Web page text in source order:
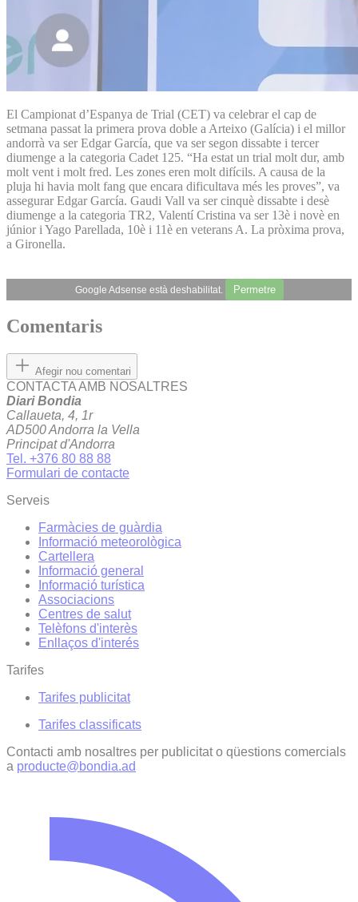
El Campionat d’Espanya de Trial (CET) va celebrar el cap de
setmana passat la primera prova doble a Arteixo (Galícia) i el millor
andorrà va ser Edgar García, que va ser segon dissabte i tercer
diumenge a la categoria Cadet 125. “Ha estat un trial molt dur, amb
molt vent i molt fred. Les zones eren molt difícils. A causa de la
pluja hi havia molt fang que encara dificultava més les proves”, va
assegurar Edgar García. Gaudi Vall va ser cinquè dissabte i desè
diumenge a la categoria TR2, Valentí Cristina va ser 13è i novè en
júnior i Yago Parellada, 10è i 11è en veterans A. La pròxima prova,
a Gironella.
Google Adsense està deshabilitat. Permetre
Comentaris
Afegir nou comentari
CONTACTA AMB NOSALTRES
Diari Bondia
Callaueta, 4, 1r
AD500 Andorra la Vella
Principat d'Andorra
Tel. +376 80 88 88
Formulari de contacte
Serveis
Farmàcies de guàrdia
Informació meteorològica
Cartellera
Informació general
Informació turística
Associacions
Centres de salut
Telèfons d'interès
Enllaços d'interés
Tarifes
Tarifes publicitat
Tarifes classificats
Contacti amb nosaltres per publicitat o qüestions comercials
a producte@bondia.ad